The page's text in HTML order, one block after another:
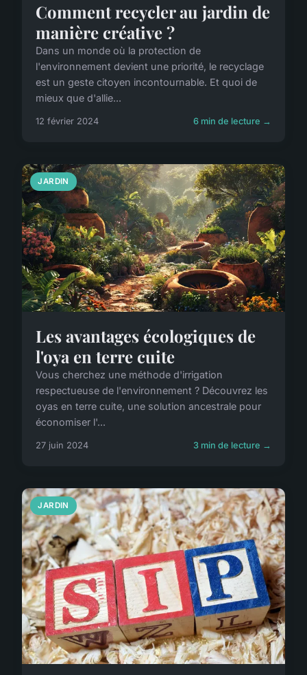
Comment recycler au jardin de
manière créative ?
Dans un monde où la protection de
l'environnement devient une priorité, le recyclage
est un geste citoyen incontournable. Et quoi de
mieux que d'allie...
12 février 2024 6 min de lecture →
JARDIN
Les avantages écologiques de
l'oya en terre cuite
Vous cherchez une méthode d'irrigation
respectueuse de l'environnement ? Découvrez les
oyas en terre cuite, une solution ancestrale pour
économiser l'...
27 juin 2024 3 min de lecture →
JARDIN